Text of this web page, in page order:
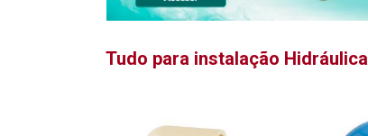
Tudo para instalação Hidráulica